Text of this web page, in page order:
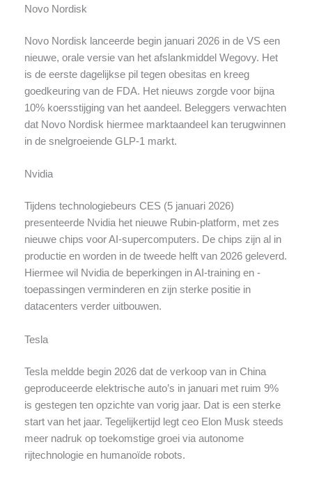
Novo Nordisk
Novo Nordisk lanceerde begin januari 2026 in de VS een
nieuwe, orale versie van het afslankmiddel Wegovy. Het
is de eerste dagelijkse pil tegen obesitas en kreeg
goedkeuring van de FDA. Het nieuws zorgde voor bijna
10% koersstijging van het aandeel. Beleggers verwachten
dat Novo Nordisk hiermee marktaandeel kan terugwinnen
in de snelgroeiende GLP-1 markt.
Nvidia
Tijdens technologiebeurs CES (5 januari 2026)
presenteerde Nvidia het nieuwe Rubin-platform, met zes
nieuwe chips voor AI-supercomputers. De chips zijn al in
productie en worden in de tweede helft van 2026 geleverd.
Hiermee wil Nvidia de beperkingen in AI-training en -
toepassingen verminderen en zijn sterke positie in
datacenters verder uitbouwen.
Tesla
Tesla meldde begin 2026 dat de verkoop van in China
geproduceerde elektrische auto’s in januari met ruim 9%
is gestegen ten opzichte van vorig jaar. Dat is een sterke
start van het jaar. Tegelijkertijd legt ceo Elon Musk steeds
meer nadruk op toekomstige groei via autonome
rijtechnologie en humanoïde robots.